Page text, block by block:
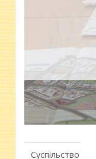
Суспільство